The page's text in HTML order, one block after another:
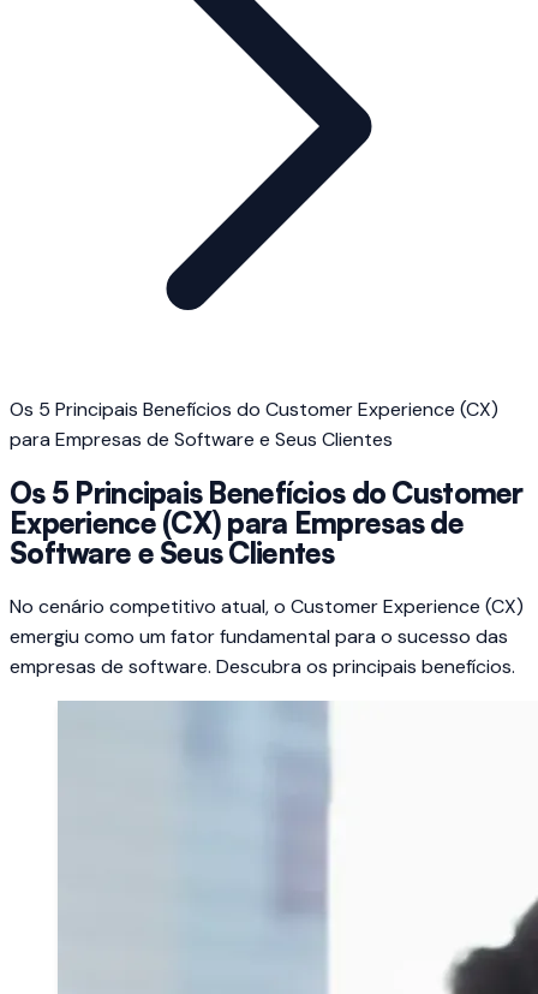
Os 5 Principais Benefícios do Customer Experience (CX)
para Empresas de Software e Seus Clientes
Os 5 Principais Benefícios do Customer
Experience (CX) para Empresas de
Software e Seus Clientes
No cenário competitivo atual, o Customer Experience (CX)
emergiu como um fator fundamental para o sucesso das
empresas de software. Descubra os principais benefícios.